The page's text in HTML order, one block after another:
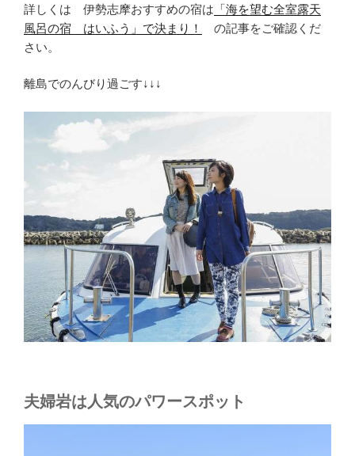
詳しくは 伊勢志摩おすすめの宿は 「海を望む全室露天
風呂の宿 はいふう」で決まり！
の記事をご確認くだ
さい。
離島でのんびり過ごす↓↓↓
夫婦岩は人気のパワースポット